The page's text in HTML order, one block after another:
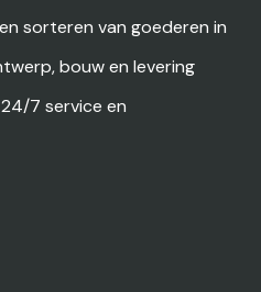
sorteren van goederen in
bouw en levering
7 service en